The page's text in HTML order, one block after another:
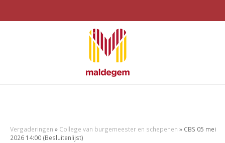
Vergaderingen » College van burgemeester en schepenen » CBS 05 mei
2026 14:00 (Besluitenlijst)